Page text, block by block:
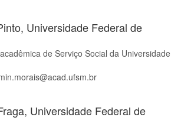
Universidade Federal de
de Serviço Social da Universidade
Universidade Federal de